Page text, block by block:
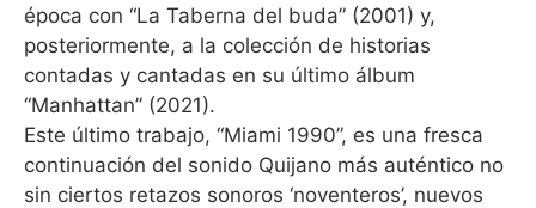
época con “La Taberna del buda” (2001) y,
posteriormente, a la colección de historias
contadas y cantadas en su último álbum
“Manhattan” (2021).
Este último trabajo, “Miami 1990”, es una fresca
continuación del sonido Quijano más auténtico no
sin ciertos retazos sonoros ‘noventeros’, nuevos